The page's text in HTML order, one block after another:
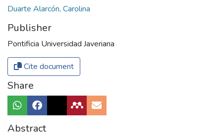
Duarte Alarcón, Carolina
Publisher
Pontificia Universidad Javeriana
Cite document
Share
Abstract